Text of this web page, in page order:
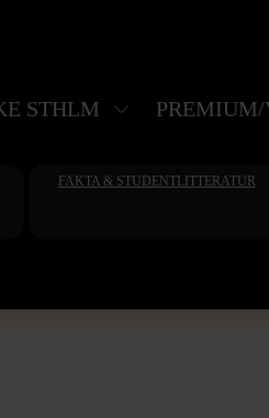
STHLM
FAKTA & STUDENTLITTERATUR